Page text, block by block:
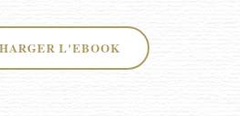
L'EBOOK